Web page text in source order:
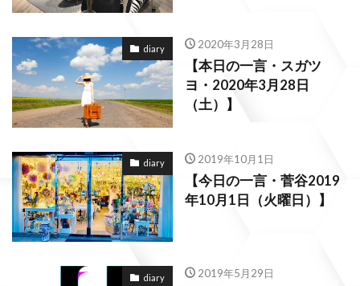
diary 2020年3月28日
【本日の一言・スガツ
ヨ・2020年3月28日
（土）】
diary 2019年10月1日
【今日の一言・菅谷2019
年10月1日（火曜日）】
diary 2019年5月29日